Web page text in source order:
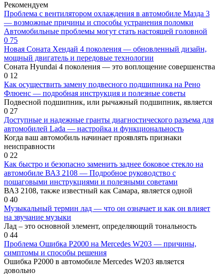
Рекомендуем
Проблема с вентилятором охлаждения в автомобиле Мазда 3
— возможные причины и способы устранения поломки
Автомобильные проблемы могут стать настоящей головной
0 75
Новая Соната Хендай 4 поколения — обновленный дизайн,
мощный двигатель и передовые технологии
Соната Hyundai 4 поколения — это воплощение совершенства
0 12
Как осуществить замену подвесного подшипника на Рено
Флюенс — подробная инструкция и полезные советы
Подвесной подшипник, или рычажный подшипник, является
0 27
Доступные и надежные гранты диагностического разъема для
автомобилей Lada — настройка и функциональность
Когда ваш автомобиль начинает проявлять признаки
неисправности
0 22
Как быстро и безопасно заменить заднее боковое стекло на
автомобиле ВАЗ 2108 — Подробное руководство с
пошаговыми инструкциями и полезными советами
ВАЗ 2108, также известный как Самара, является одной
0 40
Музыкальный термин лад — что он означает и как он влияет
на звучание музыки
Лад – это основной элемент, определяющий тональность
0 44
Проблема Ошибка P2000 на Mercedes W203 — причины,
симптомы и способы решения
Ошибка P2000 в автомобиле Mercedes W203 является
довольно